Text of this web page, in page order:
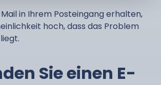
in Ihrem Posteingang erhalten,
hoch, dass das Problem
Sie einen E-